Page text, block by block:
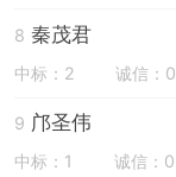
8 秦茂君
中标：2 诚信：0
9 邝圣伟
中标：1 诚信：0